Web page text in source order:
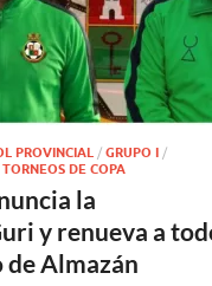
PROVINCIAL / GRUPO I /
TORNEOS DE COPA
la
y renueva a
Almazán